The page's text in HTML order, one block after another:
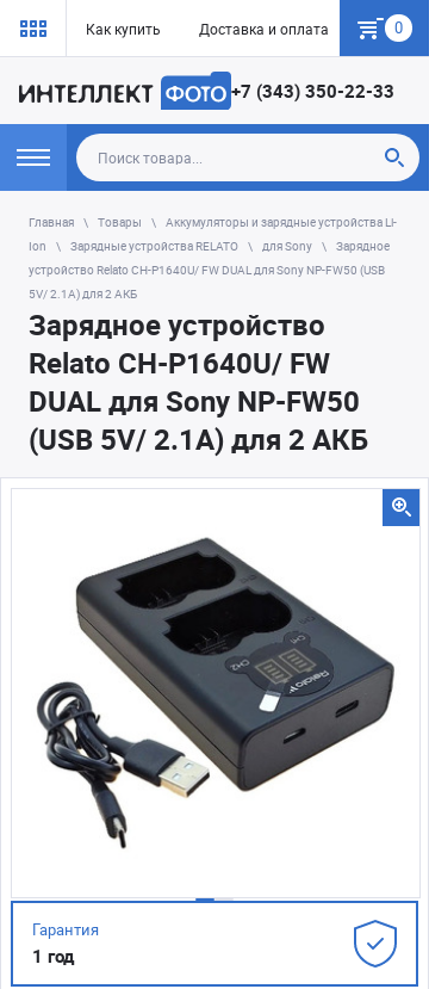
Как купить Доставка и оплата Гарантия
0
+7 (343) 350-22-33
Главная Товары
Аккумуляторы и зарядные устройства Li-
Ion
Зарядные устройства RELATO для Sony
Зарядное
устройство Relato CH-P1640U/ FW DUAL для Sony NP-FW50 (USB
5V/ 2.1A) для 2 АКБ
Зарядное устройство
Relato CH-P1640U/ FW
DUAL для Sony NP-FW50
(USB 5V/ 2.1A) для 2 АКБ
Гарантия
1 год